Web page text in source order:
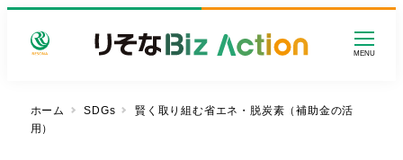
MENU
ホーム SDGs
賢く取り組む省エネ・脱炭素（補助金の活
用）